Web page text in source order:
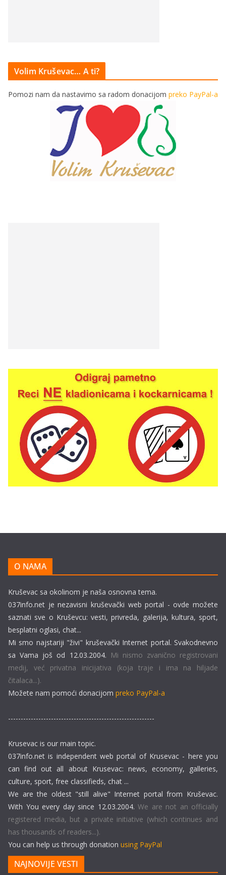
Volim Kruševac… A ti?
Pomozi nam da nastavimo sa radom donacijom preko PayPal-a
O NAMA
Kruševac sa okolinom je naša osnovna tema.
037info.net je nezavisni kruševački web portal - ovde možete
saznati sve o Kruševcu: vesti, privreda, galerija, kultura, sport,
besplatni oglasi, chat...
Mi smo najstariji "živi" kruševački Internet portal. Svakodnevno
sa Vama još od 12.03.2004. Mi nismo zvanično registrovani
medij, već privatna inicijativa (koja traje i ima na hiljade
čitalaca...).
Možete nam pomoći donacijom preko PayPal-a
----------------------------------------------------------
Krusevac is our main topic.
037info.net is independent web portal of Krusevac - here you
can find out all about Krusevac: news, economy, galleries,
culture, sport, free classifieds, chat ...
We are the oldest "still alive" Internet portal from Kruševac.
With You every day since 12.03.2004. We are not an officially
registered media, but a private initiative (which continues and
has thousands of readers...).
You can help us through donation using PayPal
NAJNOVIJE VESTI